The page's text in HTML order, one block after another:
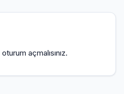
oturum açmalısınız.